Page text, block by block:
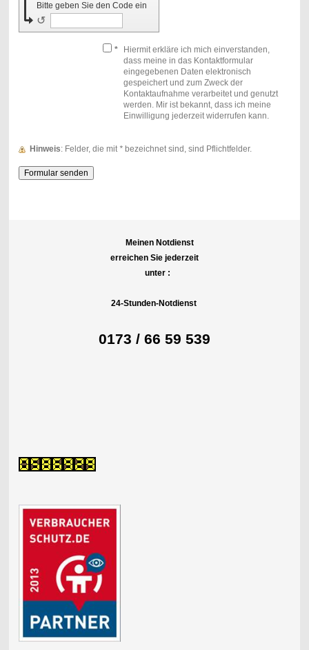
Bitte geben Sie den Code ein
↺
*
Hiermit erkläre ich mich einverstanden,
dass meine in das Kontaktformular
eingegebenen Daten elektronisch
gespeichert und zum Zweck der
Kontaktaufnahme verarbeitet und genutzt
werden. Mir ist bekannt, dass ich meine
Einwilligung jederzeit widerrufen kann.
Hinweis : Felder, die mit *bezeichnet sind, sind Pflichtfelder.
Meinen Notdienst
erreichen Sie jederzeit
unter :
24-Stunden-Notdienst
0173 / 66 59 539